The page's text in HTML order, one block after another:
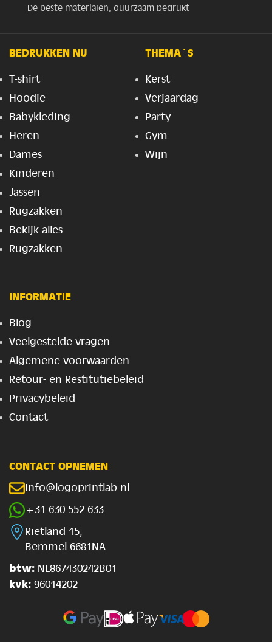
De beste materialen, duurzaam bedrukt
BEDRUKKEN NU
T-shirt
Hoodie
Babykleding
Heren
Dames
Kinderen
Jassen
Rugzakken
Bekijk alles
Rugzakken
THEMA`S
Kerst
Verjaardag
Party
Gym
Wijn
INFORMATIE
Blog
Veelgestelde vragen
Algemene voorwaarden
Retour- en Restitutiebeleid
Privacybeleid
Contact
CONTACT OPNEMEN
info@logoprintlab.nl
+31 630 552 633
Rietland 15,
Bemmel 6681NA
btw: NL867430242B01
kvk: 96014202